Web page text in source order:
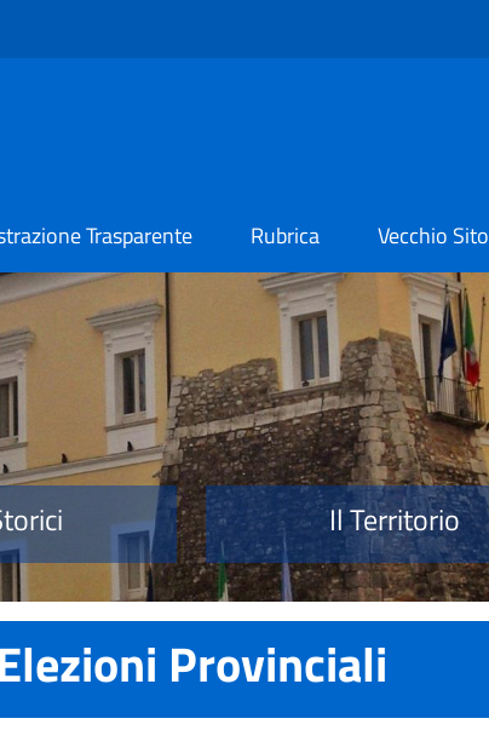
Trasparente Rubrica Vecchio Sito
Il Territorio
Elezioni Provinciali